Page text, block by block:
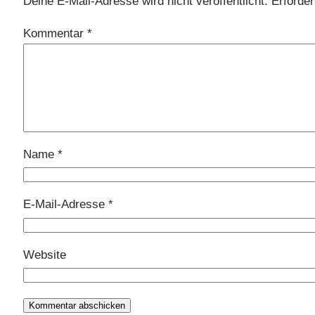
Kommentar *
Name *
E-Mail-Adresse *
Website